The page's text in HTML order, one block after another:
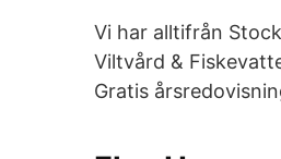
Vi har alltifrån
Viltvård &
Gratis